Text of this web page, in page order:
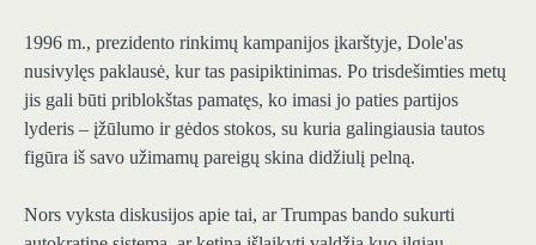
1996 m., prezidento rinkimų kampanijos įkarštyje, Dole'as
nusivylęs paklausė, kur tas pasipiktinimas. Po trisdešimties metų
jis gali būti priblokštas pamatęs, ko imasi jo paties partijos
lyderis – įžūlumo ir gėdos stokos, su kuria galingiausia tautos
figūra iš savo užimamų pareigų skina didžiulį pelną.
Nors vyksta diskusijos apie tai, ar Trumpas bando sukurti